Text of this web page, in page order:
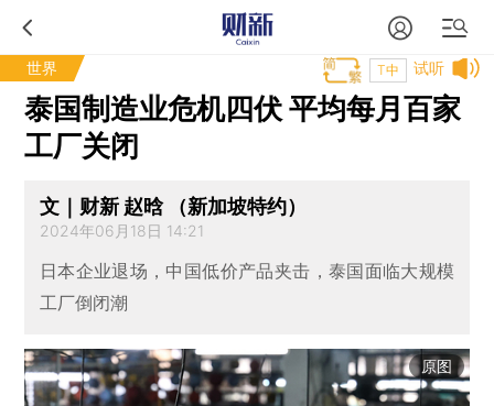
世界 试听
T中
泰国制造业危机四伏 平均每月百家
工厂关闭
文｜财新 赵晗 （新加坡特约）
2024年06月18日 14:21
日本企业退场，中国低价产品夹击，泰国面临大规模
工厂倒闭潮
原图